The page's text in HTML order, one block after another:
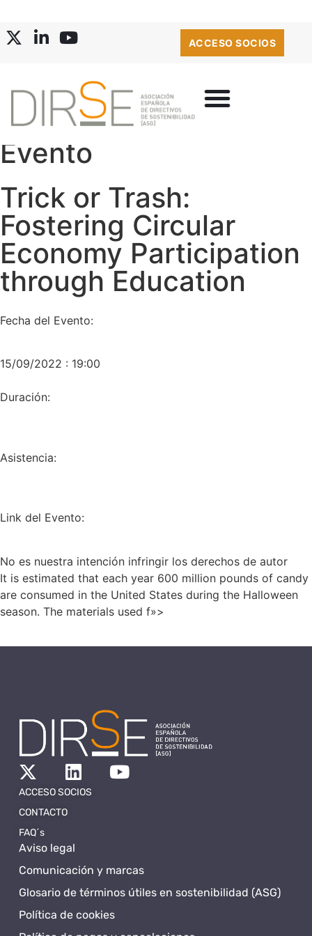
ACCESO SOCIOS
Evento
Trick or Trash:
Fostering Circular
Economy Participation
through Education
Fecha del Evento:
15/09/2022 : 19:00
Duración:
Asistencia:
Link del Evento:
No es nuestra intención infringir los derechos de autor
It is estimated that each year 600 million pounds of candy
are consumed in the United States during the Halloween
season. The materials used f»>
Aviso legal
Comunicación y marcas
Glosario de términos útiles en sostenibilidad (ASG)
Política de cookies
ACCESO SOCIOS
CONTACTO
FAQ´s